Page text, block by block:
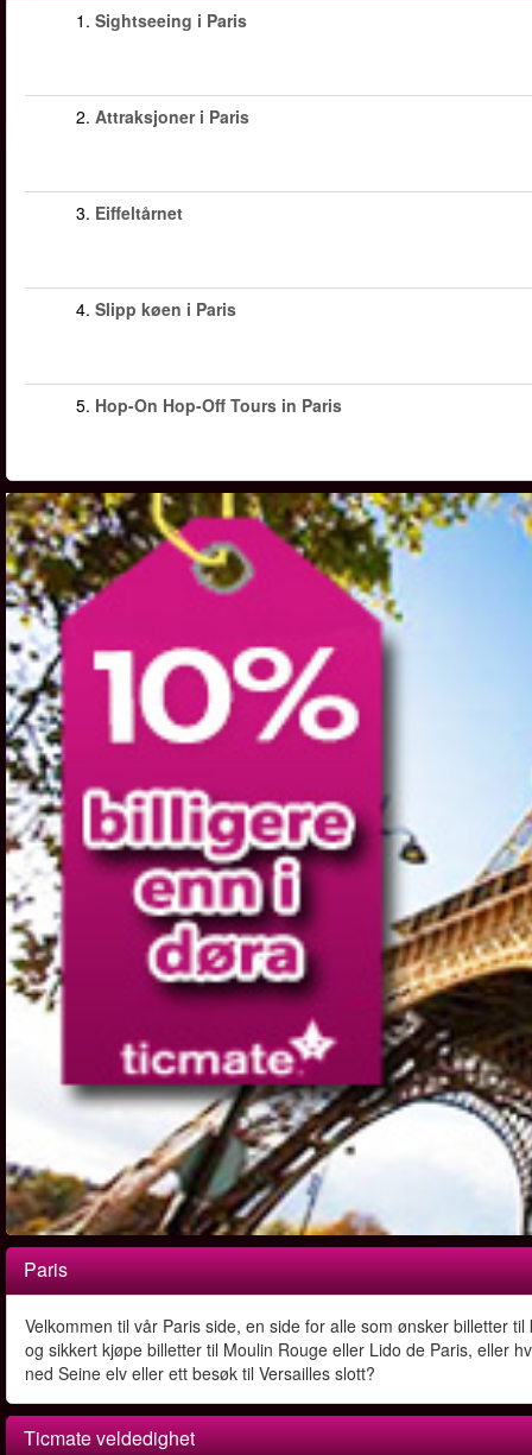
1. Sightseeing i Paris
2. Attraksjoner i Paris
3. Eiffeltårnet
4. Slipp køen i Paris
5. Hop-On Hop-Off Tours in Paris
Paris
Velkommen til vår Paris side, en side for alle som ønsker billetter
og sikkert kjøpe billetter til Moulin Rouge eller Lido de Paris, eller
ned Seine elv eller ett besøk til Versailles slott?
Ticmate veldedighet